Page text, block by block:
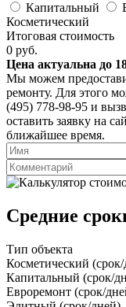
Капитальный
Косметический
Итоговая стоимость
0 руб.
Цена актуальна до
Мы можем
ремонту. Для этого
(495) 778-98-95 и
оставить заявку на
ближайшее время.
Средние
Тип объекта
Косметический
Капитальный (срок/
Евроремонт (срок/